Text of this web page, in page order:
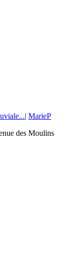
| MarieP
des Moulins